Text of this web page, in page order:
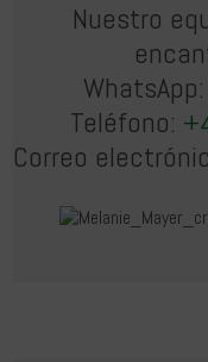
Nuestro
WhatsApp:
Teléfono:
Correo